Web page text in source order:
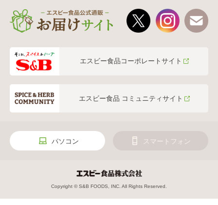
エスビー食品コーポレートサイト
エスビー食品 コミュニティサイト
パソコン スマートフォン
Copyright © S&B FOODS, INC. All Rights Reserved.